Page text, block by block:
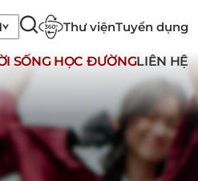
Thư việnTuyển dụng
SỐNG HỌC ĐƯỜNGLIÊN HỆ